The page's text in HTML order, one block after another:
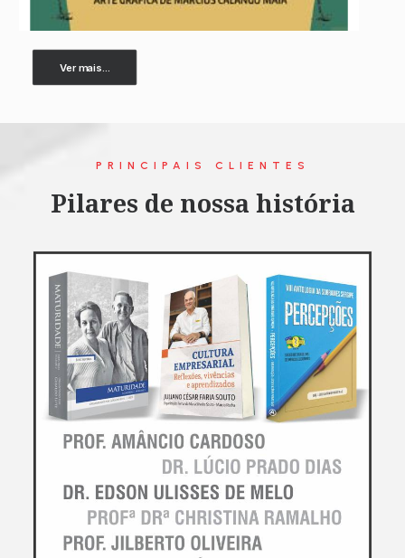
Ver mais...
PRINCIPAIS CLIENTES
Pilares de nossa história